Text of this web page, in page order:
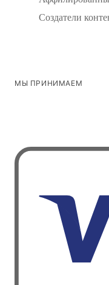
Создатели
МЫ ПРИНИМАЕМ